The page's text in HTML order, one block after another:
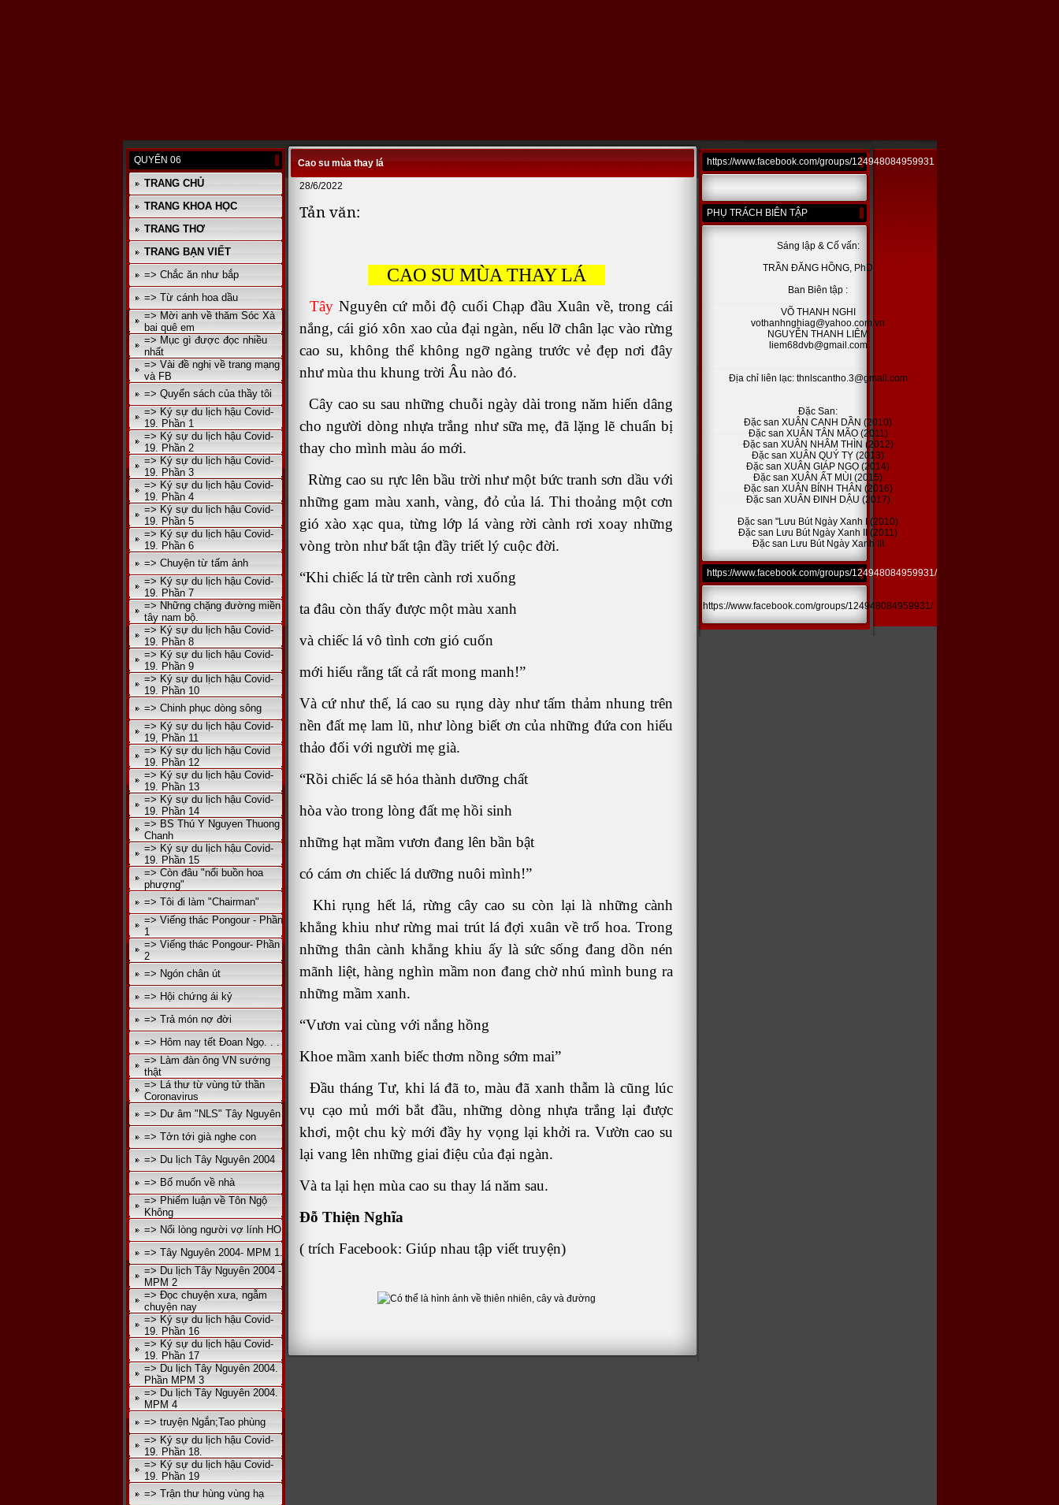
QUYỂN 06
TRANG CHỦ
TRANG KHOA HỌC
TRANG THƠ
TRANG BẠN VIẾT
=> Chắc ăn như bắp
=> Từ cánh hoa dầu
=> Mời anh về thăm Sóc Xà
bai quê em
=> Mục gì được đọc nhiều
nhất
=> Vài đề nghị về trang mạng
và FB
=> Quyển sách của thầy tôi
=> Ký sự du lịch hậu Covid-
19. Phần 1
=> Ký sự du lịch hậu Covid-
19. Phần 2
=> Ký sự du lịch hậu Covid-
19. Phần 3
=> Ký sự du lịch hậu Covid-
19. Phần 4
=> Ký sự du lịch hậu Covid-
19. Phần 5
=> Ký sự du lịch hậu Covid-
19. Phần 6
=> Chuyện từ tấm ảnh
=> Ký sự du lịch hậu Covid-
19. Phần 7
=> Những chặng đường miền
tây nam bộ.
=> Ký sự du lịch hậu Covid-
19. Phần 8
=> Ký sự du lịch hậu Covid-
19. Phần 9
=> Ký sự du lịch hậu Covid-
19. Phần 10
=> Chinh phục dòng sông
=> Ký sự du lịch hậu Covid-
19, Phần 11
=> Ký sự du lịch hậu Covid
19. Phần 12
=> Ký sự du lịch hậu Covid-
19. Phần 13
=> Ký sự du lịch hậu Covid-
19. Phần 14
=> BS Thú Y Nguyen Thuong
Chanh
=> Ký sự du lịch hậu Covid-
19. Phần 15
=> Còn đâu "nổi buồn hoa
phượng"
=> Tôi đi làm "Chairman"
=> Viếng thác Pongour - Phần
1
=> Viếng thác Pongour- Phần
2
=> Ngón chân út
=> Hội chứng ái kỷ
=> Trả món nợ đời
=> Hôm nay tết Đoan Ngọ. . .
=> Làm đàn ông VN sướng
thật
=> Lá thư từ vùng tử thần
Coronavirus
=> Dư âm "NLS" Tây Nguyên
=> Tởn tới già nghe con
=> Du lịch Tây Nguyên 2004
=> Bố muốn về nhà
=> Phiếm luận về Tôn Ngộ
Không
=> Nổi lòng người vợ lính HO
=> Tây Nguyên 2004- MPM 1.
=> Du lịch Tây Nguyên 2004 -
MPM 2
=> Đọc chuyện xưa, ngẫm
chuyện nay
=> Ký sự du lịch hậu Covid-
19. Phần 16
=> Ký sự du lịch hậu Covid-
19. Phần 17
=> Du lịch Tây Nguyên 2004.
Phần MPM 3
=> Du lịch Tây Nguyên 2004.
MPM 4
=> truyện Ngắn;Tao phùng
=> Ký sự du lịch hậu Covid-
19. Phần 18.
=> Ký sự du lịch hậu Covid-
19. Phần 19
=> Trận thư hùng vùng hạ
Cao su mùa thay lá
28/6/2022
Tản văn:
CAO SU MÙA THAY LÁ
Tây Nguyên cứ mỗi độ cuối Chạp đầu Xuân về, trong cái
nắng, cái gió xôn xao của đại ngàn, nếu lỡ chân lạc vào rừng
cao su, không thể không ngỡ ngàng trước vẻ đẹp nơi đây
như mùa thu khung trời Âu nào đó.
Cây cao su sau những chuỗi ngày dài trong năm hiến dâng
cho người dòng nhựa trắng như sữa mẹ, đã lặng lẽ chuẩn bị
thay cho mình màu áo mới.
Rừng cao su rực lên bầu trời như một bức tranh sơn dầu với
những gam màu xanh, vàng, đỏ của lá. Thi thoảng một cơn
gió xào xạc qua, từng lớp lá vàng rời cành rơi xoay những
vòng tròn như bất tận đầy triết lý cuộc đời.
“Khi chiếc lá từ trên cành rơi xuống
ta đâu còn thấy được một màu xanh
và chiếc lá vô tình cơn gió cuốn
mới hiểu rằng tất cả rất mong manh!”
Và cứ như thế, lá cao su rụng dày như tấm thảm nhung trên
nền đất mẹ lam lũ, như lòng biết ơn của những đứa con hiếu
thảo đối với người mẹ già.
“Rồi chiếc lá sẽ hóa thành dưỡng chất
hòa vào trong lòng đất mẹ hồi sinh
những hạt mầm vươn đang lên bần bật
có cám ơn chiếc lá dưỡng nuôi mình!”
Khi rụng hết lá, rừng cây cao su còn lại là những cành
khẳng khiu như rừng mai trút lá đợi xuân về trổ hoa. Trong
những thân cành khẳng khiu ấy là sức sống đang dồn nén
mãnh liệt, hàng nghìn mầm non đang chờ nhú mình bung ra
những mầm xanh.
“Vươn vai cùng với nắng hồng
Khoe mầm xanh biếc thơm nồng sớm mai”
Đầu tháng Tư, khi lá đã to, màu đã xanh thẫm là cũng lúc
vụ cạo mủ mới bắt đầu, những dòng nhựa trắng lại được
khơi, một chu kỳ mới đầy hy vọng lại khởi ra. Vườn cao su
lại vang lên những giai điệu của đại ngàn.
Và ta lại hẹn mùa cao su thay lá năm sau.
Đỗ Thiện Nghĩa
( trích Facebook: Giúp nhau tập viết truyện)
https://www.facebook.com/groups/124948084959931
PHỤ TRÁCH BIÊN TẬP
Sáng lập & Cố vấn:
TRẦN ĐĂNG HỒNG, PhD
Ban Biên tập :
VÕ THANH NGHI
vothanhnghiag@yahoo.com.vn
NGUYỄN THANH LIÊM
liem68dvb@gmail.com
Địa chỉ liên lạc: thnlscantho.3@gmail.com
Đặc San:
Đặc san XUÂN CANH DẦN (2010)
Đặc san XUÂN TÂN MÃO (2011)
Đặc san XUÂN NHÂM THÌN (2012)
Đặc san XUÂN QUÝ TỴ (2013)
Đặc san XUÂN GIÁP NGỌ (2014)
Đặc san XUÂN ẤT MÙI (2015)
Đặc san XUÂN BÍNH THÂN (2016)
Đặc san XUÂN ĐINH DẬU (2017)
Đặc san "Lưu Bút Ngày Xanh I (2010)
Đặc san Lưu Bút Ngày Xanh II (2011)
Đặc san Lưu Bút Ngày Xanh III
https://www.facebook.com/groups/124948084959931/
https://www.facebook.com/groups/124948084959931/